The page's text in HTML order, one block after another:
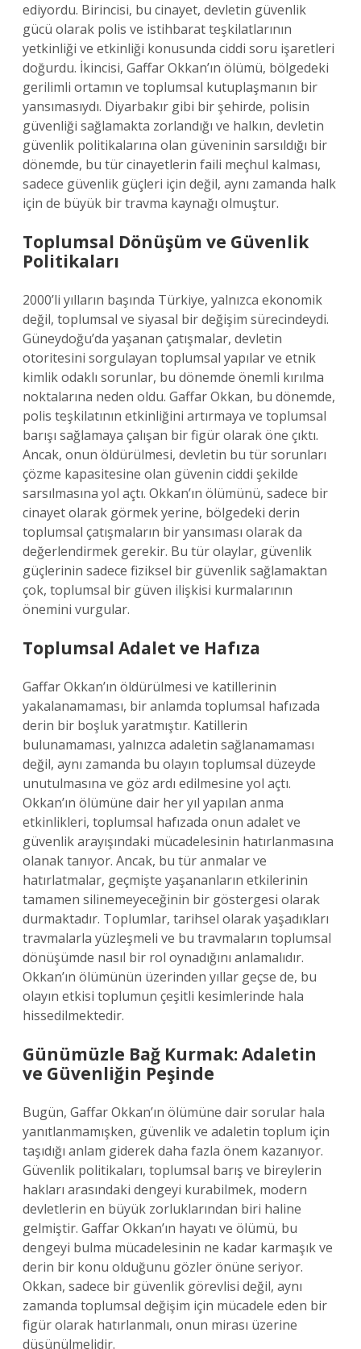
ediyordu. Birincisi, bu cinayet, devletin güvenlik
gücü olarak polis ve istihbarat teşkilatlarının
yetkinliği ve etkinliği konusunda ciddi soru işaretleri
doğurdu. İkincisi, Gaffar Okkan’ın ölümü, bölgedeki
gerilimli ortamın ve toplumsal kutuplaşmanın bir
yansımasıydı. Diyarbakır gibi bir şehirde, polisin
güvenliği sağlamakta zorlandığı ve halkın, devletin
güvenlik politikalarına olan güveninin sarsıldığı bir
dönemde, bu tür cinayetlerin faili meçhul kalması,
sadece güvenlik güçleri için değil, aynı zamanda halk
için de büyük bir travma kaynağı olmuştur.
Toplumsal Dönüşüm ve Güvenlik
Politikaları
2000’li yılların başında Türkiye, yalnızca ekonomik
değil, toplumsal ve siyasal bir değişim sürecindeydi.
Güneydoğu’da yaşanan çatışmalar, devletin
otoritesini sorgulayan toplumsal yapılar ve etnik
kimlik odaklı sorunlar, bu dönemde önemli kırılma
noktalarına neden oldu. Gaffar Okkan, bu dönemde,
polis teşkilatının etkinliğini artırmaya ve toplumsal
barışı sağlamaya çalışan bir figür olarak öne çıktı.
Ancak, onun öldürülmesi, devletin bu tür sorunları
çözme kapasitesine olan güvenin ciddi şekilde
sarsılmasına yol açtı. Okkan’ın ölümünü, sadece bir
cinayet olarak görmek yerine, bölgedeki derin
toplumsal çatışmaların bir yansıması olarak da
değerlendirmek gerekir. Bu tür olaylar, güvenlik
güçlerinin sadece fiziksel bir güvenlik sağlamaktan
çok, toplumsal bir güven ilişkisi kurmalarının
önemini vurgular.
Toplumsal Adalet ve Hafıza
Gaffar Okkan’ın öldürülmesi ve katillerinin
yakalanamaması, bir anlamda toplumsal hafızada
derin bir boşluk yaratmıştır. Katillerin
bulunamaması, yalnızca adaletin sağlanamaması
değil, aynı zamanda bu olayın toplumsal düzeyde
unutulmasına ve göz ardı edilmesine yol açtı.
Okkan’ın ölümüne dair her yıl yapılan anma
etkinlikleri, toplumsal hafızada onun adalet ve
güvenlik arayışındaki mücadelesinin hatırlanmasına
olanak tanıyor. Ancak, bu tür anmalar ve
hatırlatmalar, geçmişte yaşananların etkilerinin
tamamen silinemeyeceğinin bir göstergesi olarak
durmaktadır. Toplumlar, tarihsel olarak yaşadıkları
travmalarla yüzleşmeli ve bu travmaların toplumsal
dönüşümde nasıl bir rol oynadığını anlamalıdır.
Okkan’ın ölümünün üzerinden yıllar geçse de, bu
olayın etkisi toplumun çeşitli kesimlerinde hala
hissedilmektedir.
Günümüzle Bağ Kurmak: Adaletin
ve Güvenliğin Peşinde
Bugün, Gaffar Okkan’ın ölümüne dair sorular hala
yanıtlanmamışken, güvenlik ve adaletin toplum için
taşıdığı anlam giderek daha fazla önem kazanıyor.
Güvenlik politikaları, toplumsal barış ve bireylerin
hakları arasındaki dengeyi kurabilmek, modern
devletlerin en büyük zorluklarından biri haline
gelmiştir. Gaffar Okkan’ın hayatı ve ölümü, bu
dengeyi bulma mücadelesinin ne kadar karmaşık ve
derin bir konu olduğunu gözler önüne seriyor.
Okkan, sadece bir güvenlik görevlisi değil, aynı
zamanda toplumsal değişim için mücadele eden bir
figür olarak hatırlanmalı, onun mirası üzerine
düşünülmelidir.